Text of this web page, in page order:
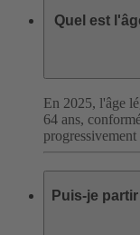
Quel est
En 2025, l'âge
64 ans,
Puis-je